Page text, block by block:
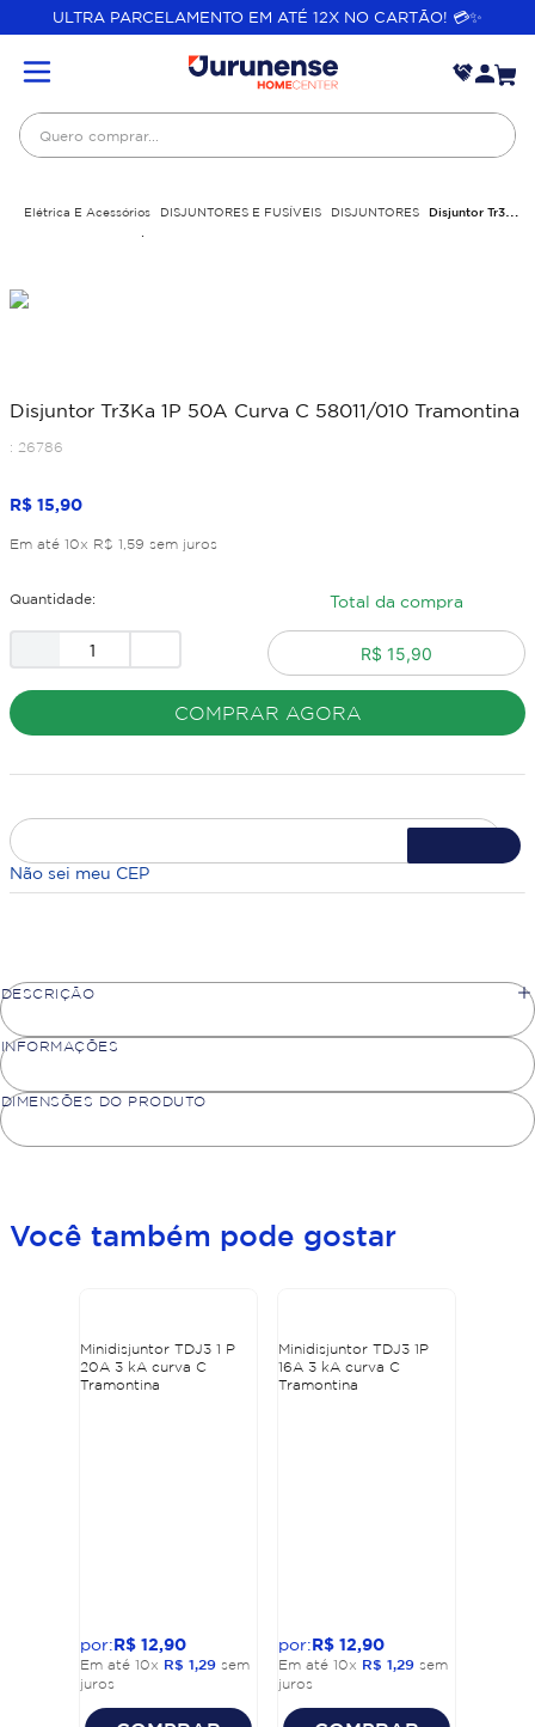
ULTRA PARCELAMENTO EM ATÉ 12X NO CARTÃO! 💳✨
Quero comprar...
Elétrica E Acessórios DISJUNTORES E FUSÍVEIS DISJUNTORES Disjuntor Tr3Ka
1P 50A Curva C 58011/010 Tramontina
Disjuntor Tr3Ka 1P 50A Curva C 58011/010 Tramontina
: 26786
R$ 15,90
Em até 10x R$ 1 59 sem juros
Quantidade: Total da compra
R$ 15,90
COMPRAR AGORA
Não sei meu CEP
DESCRIÇÃO
INFORMAÇÕES
DIMENSÕES DO PRODUTO
Você também pode gostar
Minidisjuntor TDJ3 1 P
20A 3 kA curva C
Tramontina
R$ 12,90
Em até 10x R$ 1,29 sem
juros
Minidisjuntor TDJ3 1P
16A 3 kA curva C
Tramontina
R$ 12,90
Em até 10x R$ 1,29 sem
juros